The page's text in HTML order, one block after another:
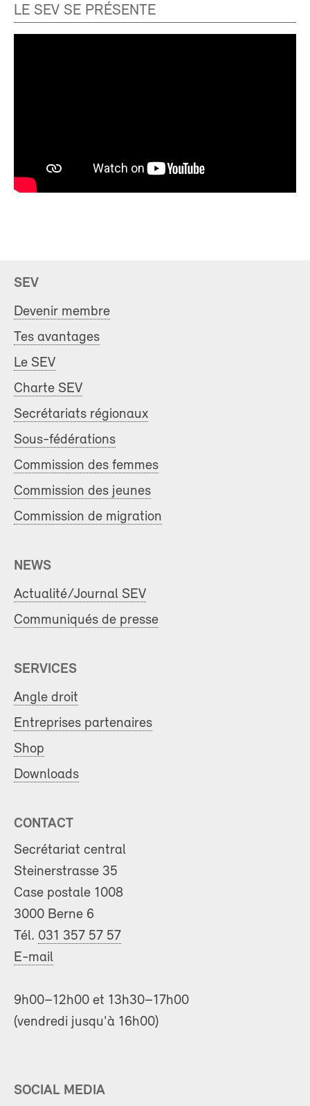
LE SEV SE PRÉSENTE
SEV
Devenir membre
Tes avantages
Le SEV
Charte SEV
Secrétariats régionaux
Sous-fédérations
Commission des femmes
Commission des jeunes
Commission de migration
NEWS
Actualité/Journal SEV
Communiqués de presse
SERVICES
Angle droit
Entreprises partenaires
Shop
Downloads
CONTACT
Secrétariat central
Steinerstrasse 35
Case postale 1008
3000 Berne 6
Tél. 031 357 57 57
E-mail
9h00–12h00 et 13h30–17h00
(vendredi jusqu'à 16h00)
SOCIAL MEDIA